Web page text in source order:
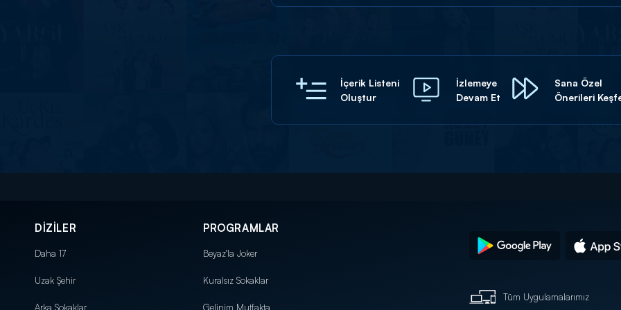
İçerik Listeni
Oluştur
İzlemeye
Devam Et
Sana Özel
Önerileri
DİZİLER
Daha 17
Uzak Şehir
Arka Sokaklar
PROGRAMLAR
Beyaz'la Joker
Kuralsız Sokaklar
Gelinim Mutfakta
Tüm Uygulamalarımız